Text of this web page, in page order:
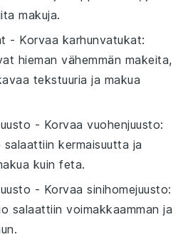
makuja.
- Korvaa karhunvatukat:
hieman vähemmän makeita,
tekstuuria ja makua
- Korvaavuohenjuusto:
kermaisuutta ja
kuin feta.
- Korvaasinihomejuusto:
salaattiin voimakkaamman ja